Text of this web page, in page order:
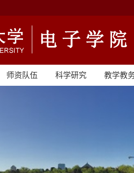
师资队伍 科学研究 教学教